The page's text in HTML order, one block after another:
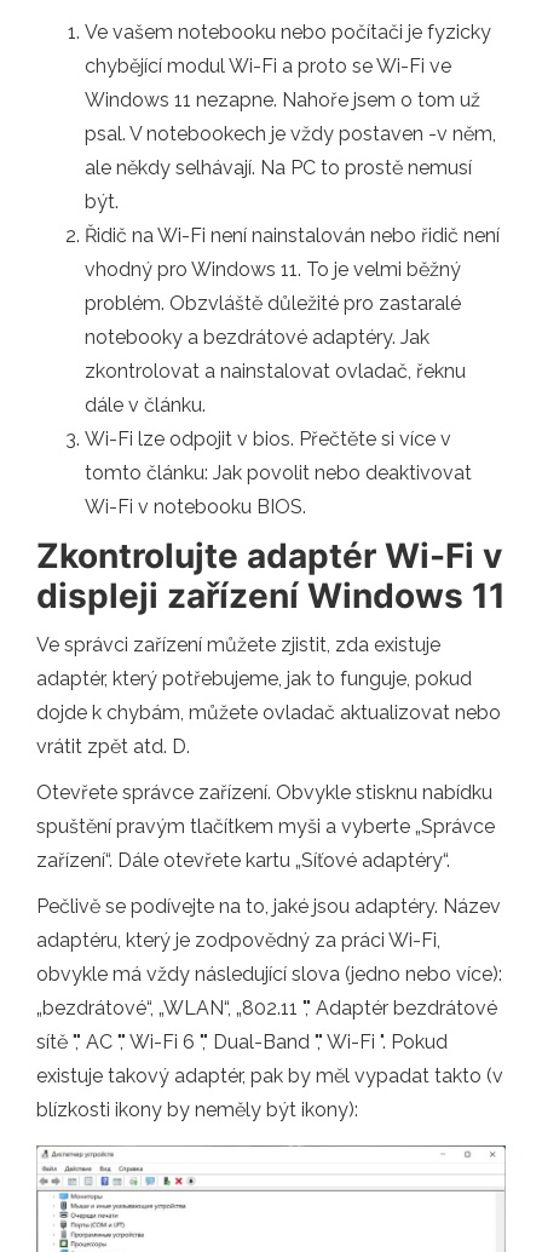
Ve vašem notebooku nebo počítači je fyzicky
chybějící modul Wi-Fi a proto se Wi-Fi ve
Windows 11 nezapne. Nahoře jsem o tom už
psal. V notebookech je vždy postaven -v něm,
ale někdy selhávají. Na PC to prostě nemusí
být.
Řidič na Wi-Fi není nainstalován nebo řidič není
vhodný pro Windows 11. To je velmi běžný
problém. Obzvláště důležité pro zastaralé
notebooky a bezdrátové adaptéry. Jak
zkontrolovat a nainstalovat ovladač, řeknu
dále v článku.
Wi-Fi lze odpojit v bios. Přečtěte si více v
tomto článku: Jak povolit nebo deaktivovat
Wi-Fi v notebooku BIOS.
Zkontrolujte adaptér Wi-Fi v
displeji zařízení Windows 11
Ve správci zařízení můžete zjistit, zda existuje
adaptér, který potřebujeme, jak to funguje, pokud
dojde k chybám, můžete ovladač aktualizovat nebo
vrátit zpět atd. D.
Otevřete správce zařízení. Obvykle stisknu nabídku
spuštění pravým tlačítkem myši a vyberte „Správce
zařízení“. Dále otevřete kartu „Síťové adaptéry“.
Pečlivě se podívejte na to, jaké jsou adaptéry. Název
adaptéru, který je zodpovědný za práci Wi-Fi,
obvykle má vždy následující slova (jedno nebo více):
„bezdrátové“, „WLAN“, „802.11 "," Adaptér bezdrátové
sítě "," AC "," Wi-Fi 6 "," Dual-Band "," Wi-Fi ". Pokud
existuje takový adaptér, pak by měl vypadat takto (v
blízkosti ikony by neměly být ikony):